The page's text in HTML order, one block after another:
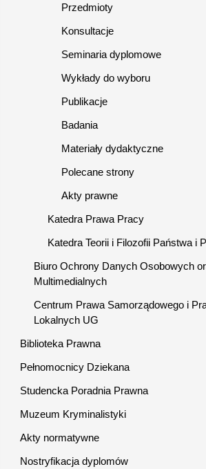
Przedmioty
Konsultacje
Seminaria dyplomowe
Wykłady do wyboru
Publikacje
Badania
Materiały dydaktyczne
Polecane strony
Akty prawne
Katedra Prawa Pracy
Katedra Teorii i Filozofii Państwa i
Biuro Ochrony Danych Osobowych
Multimedialnych
Centrum Prawa Samorządowego i
Lokalnych UG
Biblioteka Prawna
Pełnomocnicy Dziekana
Studencka Poradnia Prawna
Muzeum Kryminalistyki
Akty normatywne
Nostryfikacja dyplomów